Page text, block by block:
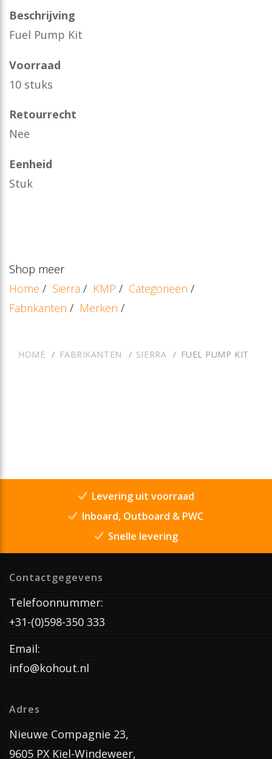
Beschrijving
Fuel Pump Kit
Voorraad
10 stuks
Retourrecht
Nee
Eenheid
Stuk
Shop meer
Home / Sierra / KMP / Categorieën /
Fabrikanten / Merken /
HOME FABRIKANTEN SIERRA FUEL PUMP KIT
Levering uit voorraad
Inboard, Outboard & PWC
Snelle levering
Contactgegevens
Telefoonnummer:
+31-(0)598-350 333
Email:
info@kohout.nl
Adres
Nieuwe Compagnie 23,
9605 PX Kiel-Windeweer,